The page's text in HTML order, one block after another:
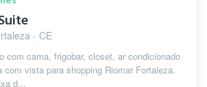
- CE
com cama, frigobar, closet, ar condicionado
com vista para shopping Riomar Fortaleza.
d...